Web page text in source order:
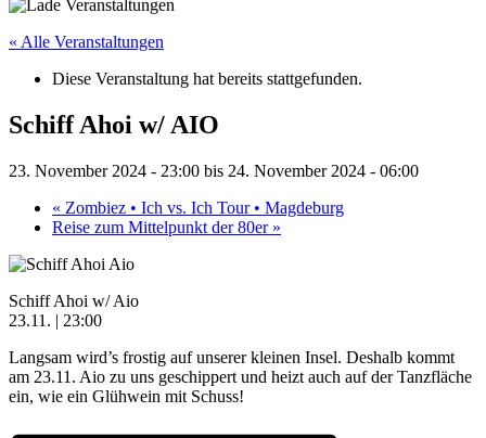
« Alle Veranstaltungen
Diese Veranstaltung hat bereits stattgefunden.
Schiff Ahoi w/ AIO
23. November 2024 - 23:00 bis 24. November 2024 - 06:00
« Zombiez • Ich vs. Ich Tour • Magdeburg
Reise zum Mittelpunkt der 80er »
Schiff Ahoi w/ Aio
23.11. | 23:00
Langsam wird’s frostig auf unserer kleinen Insel. Deshalb kommt
am 23.11. Aio zu uns geschippert und heizt auch auf der Tanzfläche
ein, wie ein Glühwein mit Schuss!